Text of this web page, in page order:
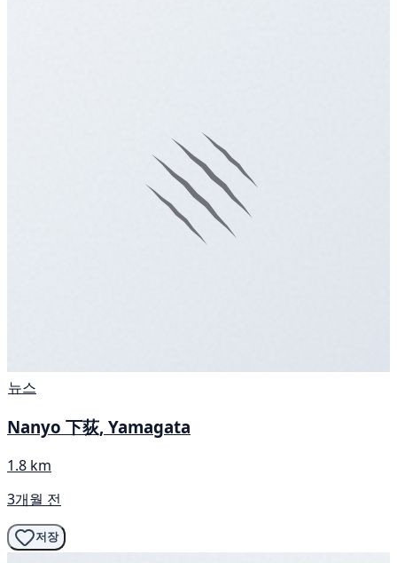
뉴스
Nanyo 下荻, Yamagata
1.8 km
3개월 전
저장